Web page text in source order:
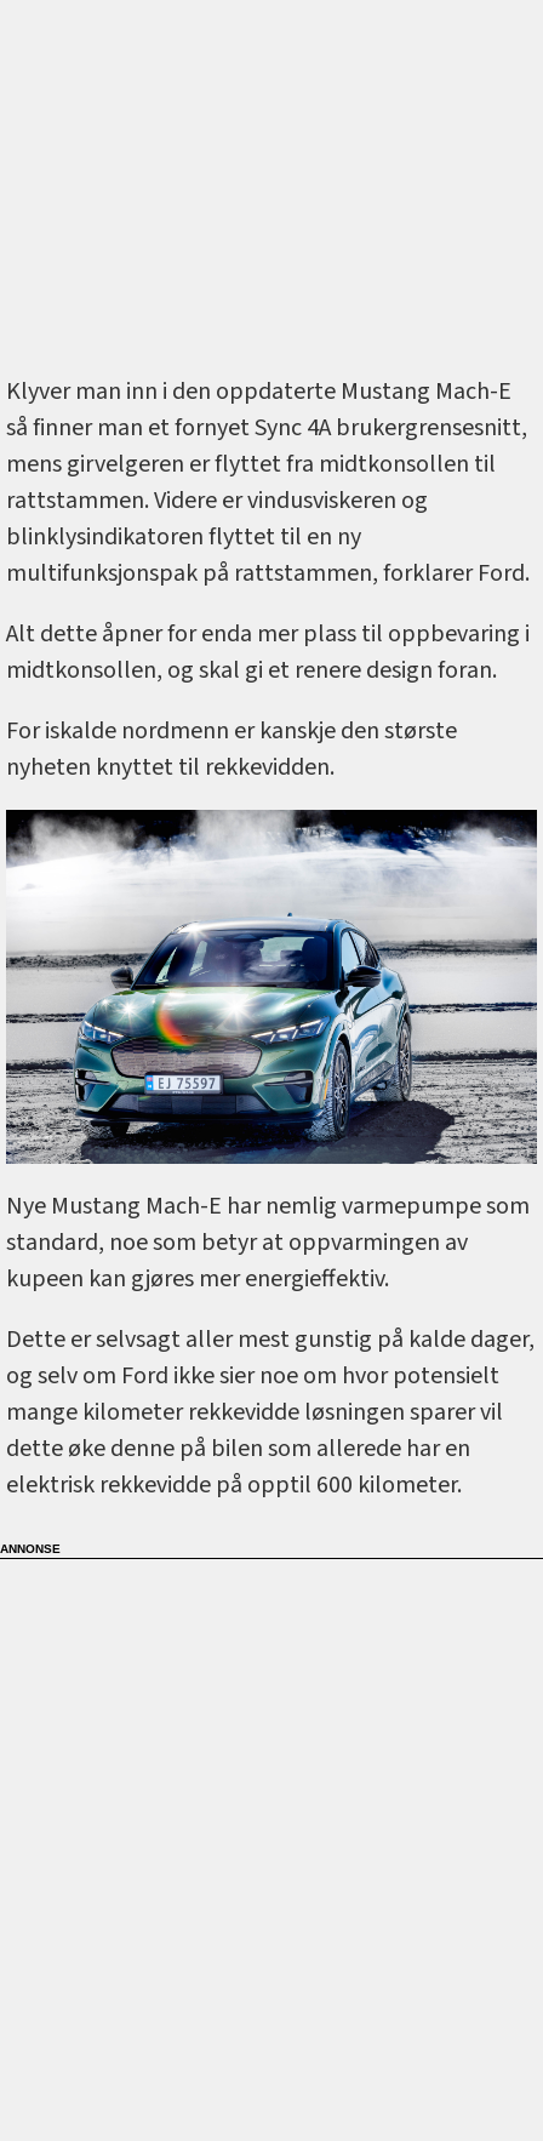
Klyver man inn i den oppdaterte Mustang Mach-E
så finner man et fornyet Sync 4A brukergrensesnitt,
mens girvelgeren er flyttet fra midtkonsollen til
rattstammen. Videre er vindusviskeren og
blinklysindikatoren flyttet til en ny
multifunksjonspak på rattstammen, forklarer Ford.
Alt dette åpner for enda mer plass til oppbevaring i
midtkonsollen, og skal gi et renere design foran.
For iskalde nordmenn er kanskje den største
nyheten knyttet til rekkevidden.
Nye Mustang Mach-E har nemlig varmepumpe som
standard, noe som betyr at oppvarmingen av
kupeen kan gjøres mer energieffektiv.
Dette er selvsagt aller mest gunstig på kalde dager,
og selv om Ford ikke sier noe om hvor potensielt
mange kilometer rekkevidde løsningen sparer vil
dette øke denne på bilen som allerede har en
elektrisk rekkevidde på opptil 600 kilometer.